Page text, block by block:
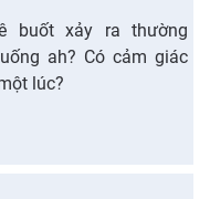
buốt xảy ra thường
ah? Có cảm giác
lúc?